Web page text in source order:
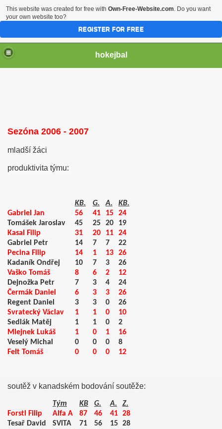
hokejbal
Sezóna 2006 - 2007
mladší žáci
produktivita týmu:
KB. G. A.
KB.
Gabriel Jan
56 41 15
24
Tomášek Jaroslav
45 25 20
19
Kasal Filip
31 20 11
24
Gabriel Petr
14 7 7
22
Pecina Filip
14 1 13
26
Kadaník Ondřej
10 7 3
26
Vaško Tomáš
8 6 2
12
Dejnožka Petr
7 3 4
24
Čermák Daniel
6 3 3
26
Regent Daniel
3 3 0
26
Svratecký Václav
1 1 0
10
Sedlák Matěj
1 1 0
2
Mlejnek Lukáš
1 0 1
16
Veselý Michal
0 0 0
8
Felt Tomáš
0 0 0 12
soutěž v kanadském bodování soutěže:
Tým KB G. A.
Z.
Forstl Filip
Alfa A 87 46 41 28
Tesař David
SVITA 71 56 15 28
This website was created for free with Own-Free-Website.com. Do you want
your own website too?
REGISTER FOR FREE